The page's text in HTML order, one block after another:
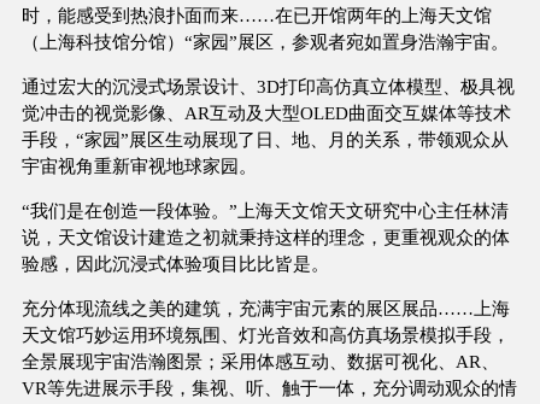
时，能感受到热浪扑面而来……在已开馆两年的上海天文馆
（上海科技馆分馆）“家园”展区，参观者宛如置身浩瀚宇宙。
通过宏大的沉浸式场景设计、3D打印高仿真立体模型、极具视
觉冲击的视觉影像、AR互动及大型OLED曲面交互媒体等技术
手段，“家园”展区生动展现了日、地、月的关系，带领观众从
宇宙视角重新审视地球家园。
“我们是在创造一段体验。”上海天文馆天文研究中心主任林清
说，天文馆设计建造之初就秉持这样的理念，更重视观众的体
验感，因此沉浸式体验项目比比皆是。
充分体现流线之美的建筑，充满宇宙元素的展区展品……上海
天文馆巧妙运用环境氛围、灯光音效和高仿真场景模拟手段，
全景展现宇宙浩瀚图景；采用体感互动、数据可视化、AR、
VR等先进展示手段，集视、听、触于一体，充分调动观众的情